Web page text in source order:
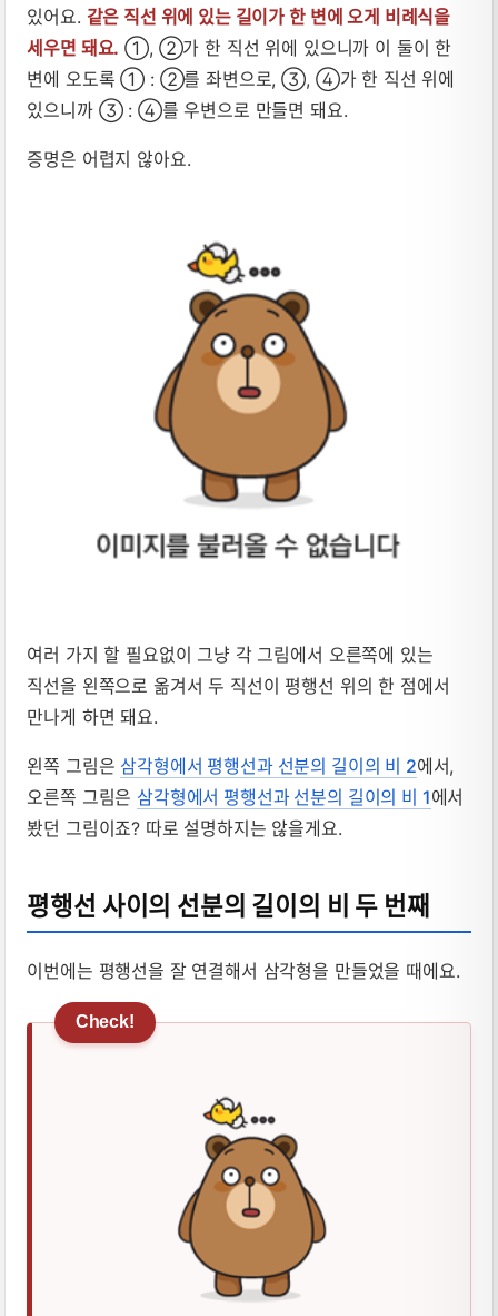
있어요. 같은 직선 위에 있는 길이가 한 변에 오게 비례식을
세우면 돼요. ①, ②가 한 직선 위에 있으니까 이 둘이 한
변에 오도록 ① : ②를 좌변으로, ③, ④가 한 직선 위에
있으니까 ③ : ④를 우변으로 만들면 돼요.
증명은 어렵지 않아요.
여러 가지 할 필요없이 그냥 각 그림에서 오른쪽에 있는
직선을 왼쪽으로 옮겨서 두 직선이 평행선 위의 한 점에서
만나게 하면 돼요.
왼쪽 그림은 삼각형에서 평행선과 선분의 길이의 비 2에서,
오른쪽 그림은 삼각형에서 평행선과 선분의 길이의 비 1에서
봤던 그림이죠? 따로 설명하지는 않을게요.
평행선 사이의 선분의 길이의 비 두 번째
이번에는 평행선을 잘 연결해서 삼각형을 만들었을 때에요.